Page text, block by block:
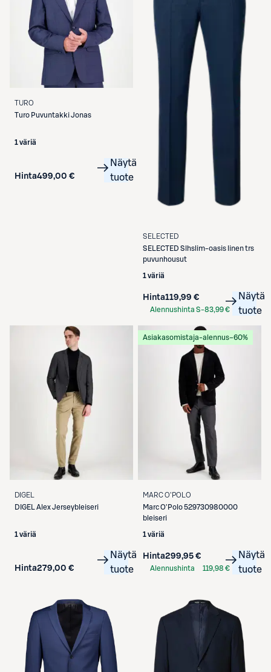
TURO
Turo Puvuntakki Jonas
1 väriä
Hinta499,00 €
Näytä
tuote
SELECTED
SELECTED Slhslim-oasis linen trs
puvunhousut
1 väriä
Hinta119,99 €
Alennushinta S-83,99 €
Näytä
tuote
DIGEL
DIGEL
Alex Jerseybleiseri
1 väriä
Hinta279,00 €
Näytä
tuote
Asiakasomistaja-alennus−60%
MARC O'POLO
Marc O'Polo529730980000
bleiseri
1 väriä
Hinta299,95 €
Alennushinta
119,98 €
Näytä
tuote